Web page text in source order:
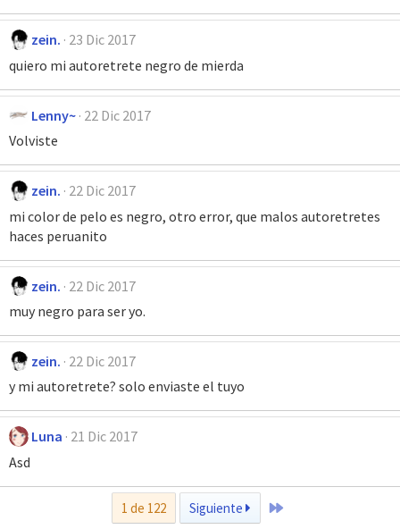
zein. 23 Dic 2017
quiero mi autoretrete negro de mierda
Lenny~ 22 Dic 2017
Volviste
zein. 22 Dic 2017
mi color de pelo es negro, otro error, que malos autoretretes
haces peruanito
zein. 22 Dic 2017
muy negro para ser yo.
zein. 22 Dic 2017
y mi autoretrete? solo enviaste el tuyo
Luna 21 Dic 2017
Asd
1 de 122 Siguiente Último